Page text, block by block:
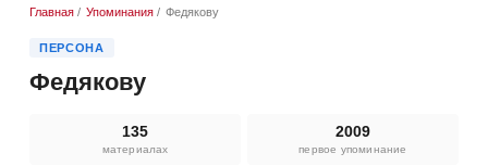
Главная / Упоминания / Федякову
ПЕРСОНА
Федякову
135
материалах
2009
первое упоминание